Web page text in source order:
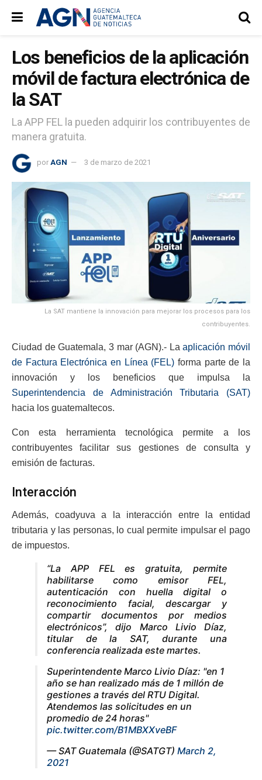
Los beneficios de la aplicación
móvil de factura electrónica de
la SAT
La APP FEL la pueden adquirir los contribuyentes de
manera gratuita.
por AGN 3 de marzo de 2021
La SAT mantiene la innovación para mejorar los procesos para los
contribuyentes.
Ciudad de Guatemala, 3 mar (AGN).- Laaplicación móvil
de Factura Electrónica en Línea (FEL) forma parte de la
innovación y los beneficios que impulsa la
Superintendencia de Administración Tributaria (SAT)
hacia los guatemaltecos.
Con esta herramienta tecnológica permite a los
contribuyentes facilitar sus gestiones de consulta y
emisión de facturas.
Interacción
Además, coadyuva a la interacción entre la entidad
tributaria y las personas, lo cual permite impulsar el pago
de impuestos.
“La APP FEL es gratuita, permite
habilitarse como emisor FEL,
autenticación con huella digital o
reconocimiento facial, descargar y
compartir documentos por medios
electrónicos”, dijo Marco Livio Díaz,
titular de la SAT, durante una
conferencia realizada este martes.
Superintendente Marco Livio Díaz: "en 1
año se han realizado más de 1 millón de
gestiones a través del RTU Digital.
Atendemos las solicitudes en un
promedio de 24 horas"
pic.twitter.com/B1MBXXveBF
— SAT Guatemala (@SATGT) March 2,
2021